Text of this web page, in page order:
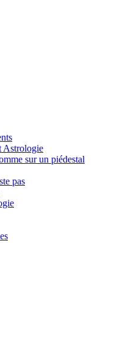
Astrologie
sur un piédestal
pas